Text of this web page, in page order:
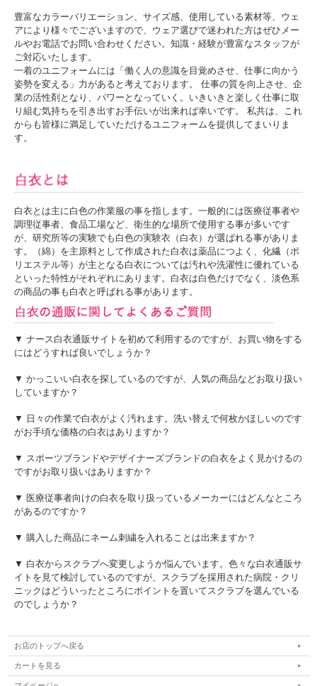
豊富なカラーバリエーション、サイズ感、使用している素材等、ウェ
アにより様々でございますので、ウェア選びで迷われた方はぜひメー
ルやお電話でお問い合わせください。知識・経験が豊富なスタッフが
ご対応いたします。
一着のユニフォームには「働く人の意識を目覚めさせ、仕事に向かう
姿勢を変える」力があると考えております。 仕事の質を向上させ、企
業の活性剤となり、パワーとなっていく。いきいきと楽しく仕事に取
り組む気持ちを引き出すお手伝いが出来れば幸いです。 私共は、これ
からも皆様に満足していただけるユニフォームを提供してまいりま
す。
白衣とは主に白色の作業服の事を指します。一般的には医療従事者や
調理従事者、食品工場など、衛生的な場所で使用する事が多いです
が、研究所等の実験でも白色の実験衣（白衣）が選ばれる事がありま
す。（綿）を主原料として作成された白衣は薬品につよく、化繊（ポ
リエステル等）が主となる白衣については汚れや洗濯性に優れている
といった特性がそれぞれにあります。白衣は白色だけでなく、淡色系
の商品の事も白衣と呼ばれる事があります。
▼ ナース白衣通販サイトを初めて利用するのですが、お買い物をする
にはどうすれば良いでしょうか？
▼ かっこいい白衣を探しているのですが、人気の商品などお取り扱い
していますか？
▼ 日々の作業で白衣がよく汚れます。洗い替えで何枚かほしいのです
がお手頃な価格の白衣はありますか？
▼ スポーツブランドやデザイナーズブランドの白衣をよく見かけるの
ですがお取り扱いはありますか？
▼ 医療従事者向けの白衣を取り扱っているメーカーにはどんなところ
があるのですか？
▼ 購入した商品にネーム刺繍を入れることは出来ますか？
▼ 白衣からスクラブへ変更しようか悩んでいます。色々な白衣通販サ
イトを見て検討しているのですが、スクラブを採用された病院・クリ
ニックはどういったところにポイントを置いてスクラブを選んでいる
のでしょうか？
お店のトップへ戻る
カートを見る